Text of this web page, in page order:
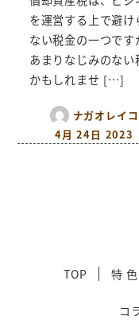
を運営する上で避け
ない税金の一つです
あまりなじみのない
かもしれませ […]
ナガオレイコ
4月 24日 2023
TOP 特 色
コ